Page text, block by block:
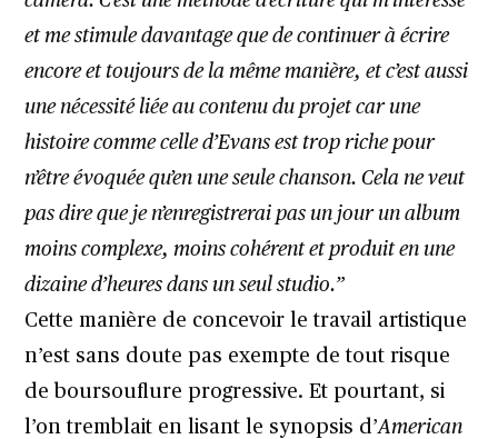
et me stimule davantage que de continuer à écrire
encore et toujours de la même manière, et c’est aussi
une nécessité liée au contenu du projet car une
histoire comme celle d’Evans est trop riche pour
n’être évoquée qu’en une seule chanson. Cela ne veut
pas dire que je n’enregistrerai pas un jour un album
moins complexe, moins cohérent et produit en une
dizaine d’heures dans un seul studio.”
Cette manière de concevoir le travail artistique
n’est sans doute pas exempte de tout risque
de boursouflure progressive. Et pourtant, si
l’on tremblait en lisant le synopsis d’American